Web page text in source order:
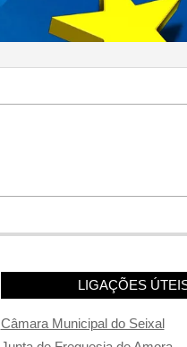
LIGAÇÕES
Câmara Municipal do Seixal